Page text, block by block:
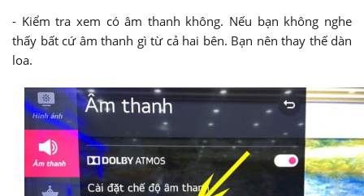
- Kiểm tra xem có âm thanh không. Nếu bạn không nghe
thấy bất cứ âm thanh gì từ cả hai bên. Bạn nên thay thế dàn
loa.